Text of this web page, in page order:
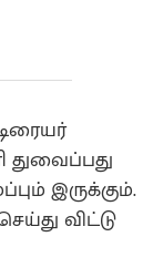
இருக்கும்.
விட்டு